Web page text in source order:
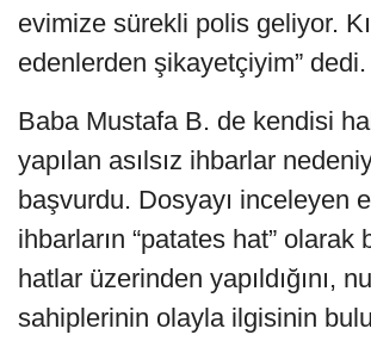
evimize sürekli polis geliyor.
edenlerden şikayetçiyim” dedi.
Baba Mustafa B. de kendisi
yapılan asılsız ihbarlar
başvurdu. Dosyayı inceleyen
ihbarların “patates hat” olarak
hatlar üzerinden yapıldığını,
sahiplerinin olayla ilgisinin